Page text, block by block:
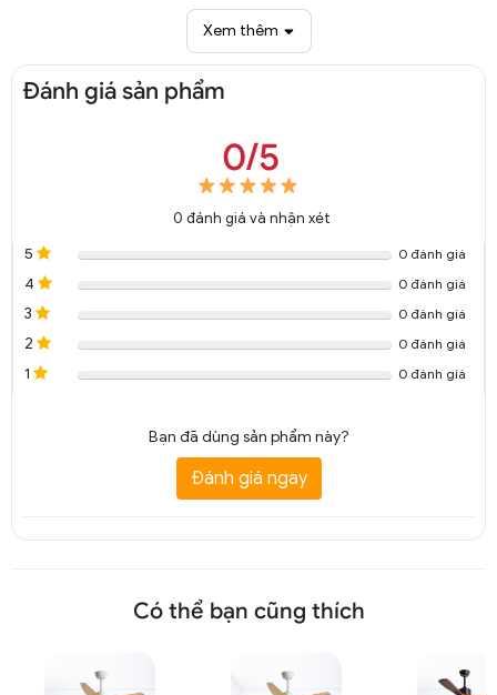
Quạt trần có đèn hiện đại giấu cánh phòng ăn QTT 8055A
Xem thêm
Đánh giá sản phẩm
0/5
0 đánh giá và nhận xét
5
0 đánh giá
4 0 đánh giá
3 0 đánh giá
2 0 đánh giá
1 0 đánh giá
Bạn đã dùng sản phẩm này?
Đánh giá ngay
Có thể bạn cũng thích